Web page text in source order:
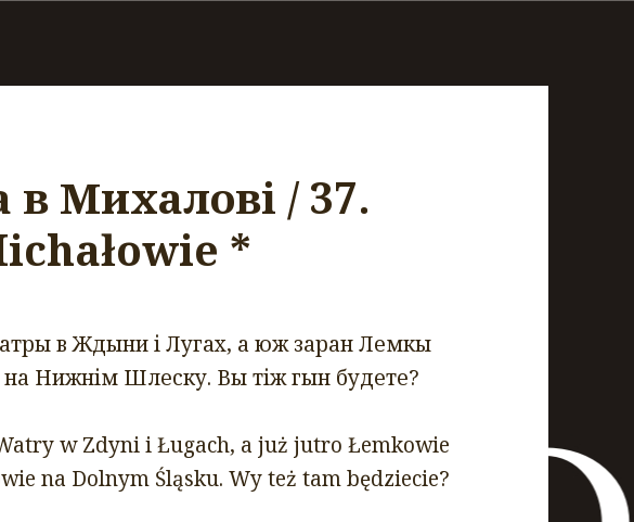
в Михалові / 37.
*
в Ждыни і Лугах, а юж заран Лемкы
на Нижнім Шлеску. Вы тіж гын будете?
w Zdyni i Ługach, a już jutro Łemkowie
na Dolnym Śląsku. Wy też tam będziecie?